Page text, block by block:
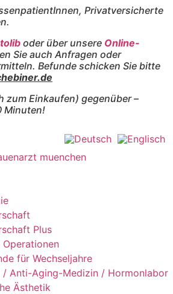
Privatversicherte
oder über unsere Online-
Sie auch Anfragen oder
Befunde schicken Sie bitte
zum Einkaufen) gegenüber –
Minuten!
Plus
für Wechseljahre
/ Anti-Aging-Medizin / Hormonlabor
Ästhetik